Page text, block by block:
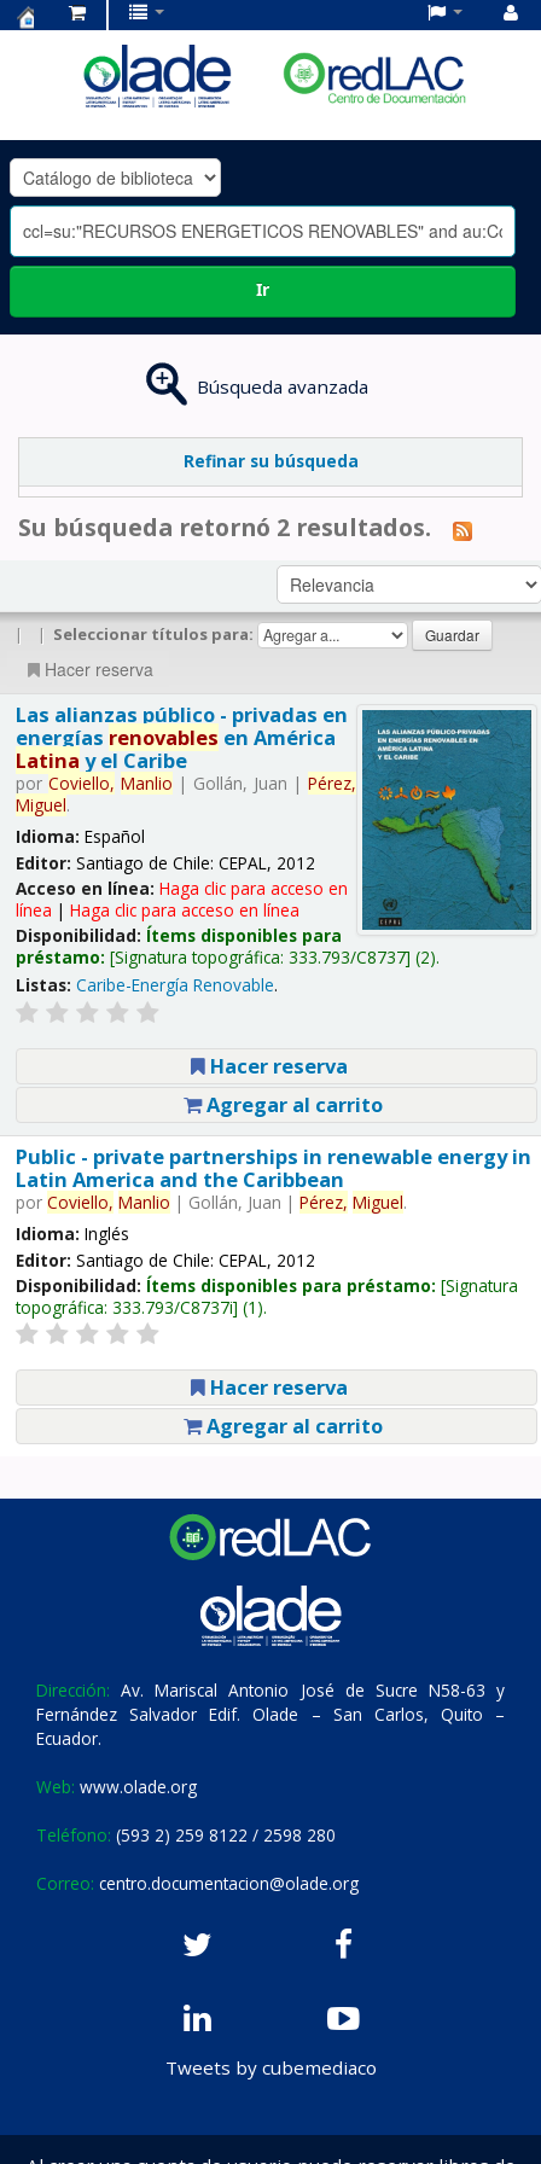
OLADE
-
Ir
Búsqueda avanzada
Refinar su búsqueda
Su búsqueda retornó 2 resultados.
| | Seleccionar títulos para:
Hacer reserva
Las alianzas público - privadas en
energías renovables en América
Latina y el Caribe
por Coviello, Manlio | Gollán, Juan | Pérez,
Miguel.
Idioma: Español
Editor: Santiago de Chile: CEPAL, 2012
Acceso en línea: Haga clic para acceso en
línea | Haga clic para acceso en línea
Disponibilidad: Ítems disponibles para
préstamo: Signatura topográfica: 333.793/C8737 (2).
Listas: Caribe-Energía Renovable.
Hacer reserva
Agregar al carrito
Public - private partnerships in renewable energy in
Latin America and the Caribbean
por Coviello, Manlio | Gollán, Juan | Pérez, Miguel.
Idioma: Inglés
Editor: Santiago de Chile: CEPAL, 2012
Disponibilidad: Ítems disponibles para préstamo: Signatura
topográfica: 333.793/C8737i (1).
Hacer reserva
Agregar al carrito
Dirección: Av. Mariscal Antonio José de Sucre N58-63 y
Fernández Salvador Edif. Olade – San Carlos, Quito –
Ecuador.
Web: www.olade.org
Teléfono: (593 2) 259 8122 / 2598 280
Correo: centro.documentacion@olade.org
Tweets by cubemediaco